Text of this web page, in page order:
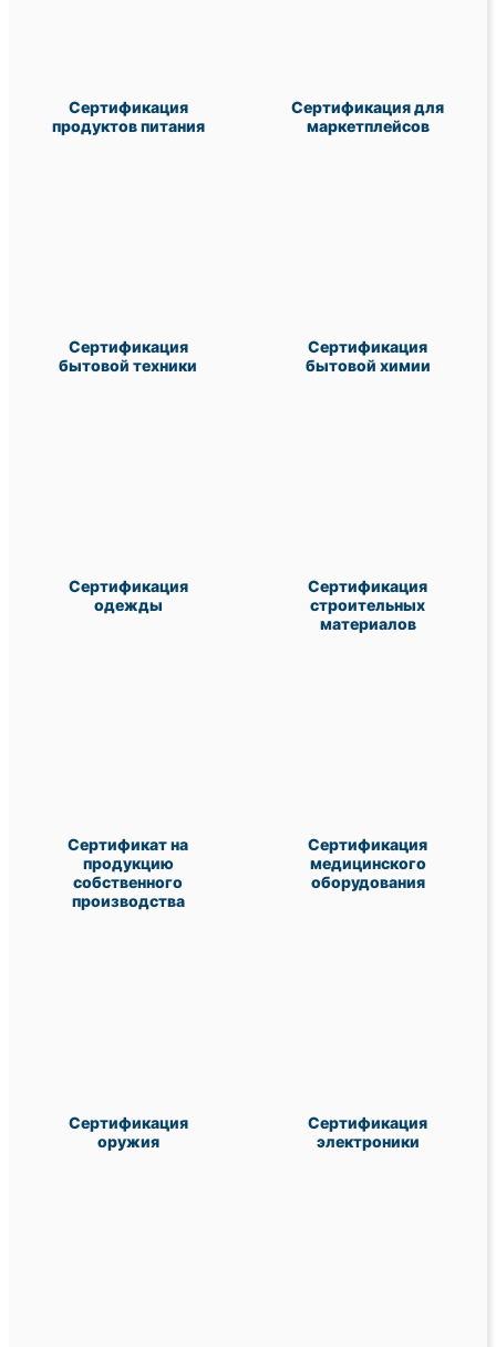
Сертификация
продуктов питания
Сертификация для
маркетплейсов
Сертификация
бытовой техники
Сертификация
бытовой химии
Сертификация
одежды
Сертификация
строительных
материалов
Сертификат на
продукцию
собственного
производства
Сертификация
медицинского
оборудования
Сертификация
оружия
Сертификация
электроники